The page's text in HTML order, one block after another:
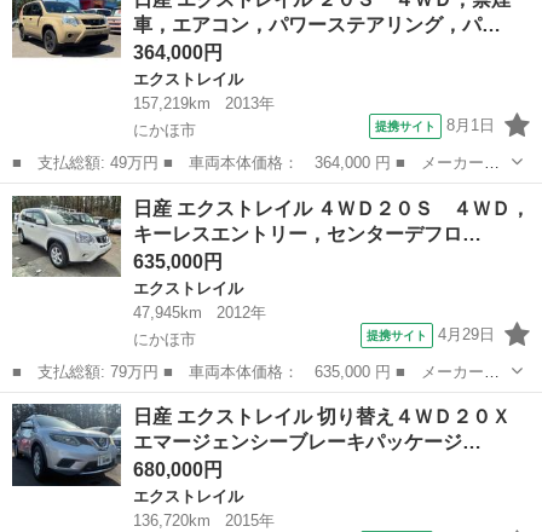
いトルクを発生し、坂道や...車，エアコン，パワーステアリング，パ…
364,000円
エクストレイル
157,219km
2013年
にかほ市
提携サイト 8月1日
■ 支払総額: 49万円 ■ 車両本体価格： 364,000 円 ■ メーカー
名： 日産 ■ 車種名： エクストレイル ■ グレード名： ２０
Ｓ ４ＷＤ，禁煙車，エアコン，パワーステアリング，パワーウィン
ドウ，オートライト...
秋田 にかほ市 エクストレイル
日産 エクストレイル ４ＷＤ２０Ｓ ４ＷＤ，
キーレスエントリー，センターデフロ…
635,000円
エクストレイル
47,945km
2012年
にかほ市
提携サイト 4月29日
■ 支払総額: 79万円 ■ 車両本体価格： 635,000 円 ■ メーカー
名： 日産 ■ 車種名： エクストレイル ■ グレード名： ４ＷＤ
２０Ｓ ４ＷＤ，キーレスエントリー，センターデフロック，４Ｗ
Ｄ，ＨＩＤライト ...
秋田 にかほ市 エクストレイル
日産 エクストレイル 切り替え４ＷＤ２０Ｘ
エマージェンシーブレーキパッケージ…
680,000円
エクストレイル
136,720km
2015年